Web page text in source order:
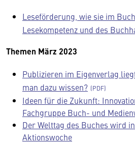
Leseförderung, wie sie im
Lesekompetenz und des
Themen März 2023
Publizieren im Eigenverlag
man dazu wissen?
Ideen für die Zukunft:
Fachgruppe Buch- und
Der Welttag des Buches wird
Aktionswoche